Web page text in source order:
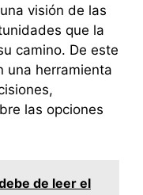
visión de las
que la
camino. De este
una herramienta
las opciones
de leer el